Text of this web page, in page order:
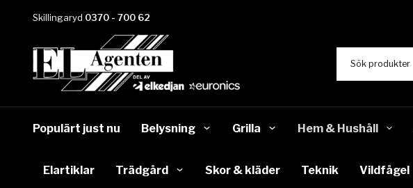
Skillingaryd 0370 - 700 62
Populärt just nu Belysning Grilla Hem & Hushåll
Elartiklar Trädgård Skor & kläder Teknik Vildfågel